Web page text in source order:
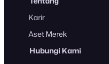
Karir
Aset Merek
Hubungi Kami